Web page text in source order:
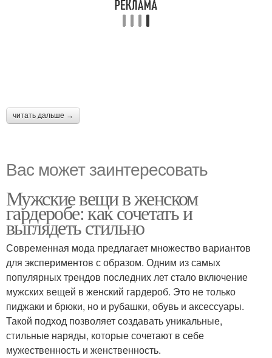
читать дальше →
Вас может заинтересовать
Мужские вещи в женском
гардеробе: как сочетать и
выглядеть стильно
Современная мода предлагает множество вариантов
для экспериментов с образом. Одним из самых
популярных трендов последних лет стало включение
мужских вещей в женский гардероб. Это не только
пиджаки и брюки, но и рубашки, обувь и аксессуары.
Такой подход позволяет создавать уникальные,
стильные наряды, которые сочетают в себе
мужественность и женственность.